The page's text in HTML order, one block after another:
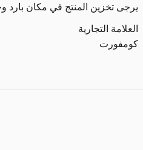
يرجى تخزين المنتج في مكان بارد
العلامة التجارية
كومفورت